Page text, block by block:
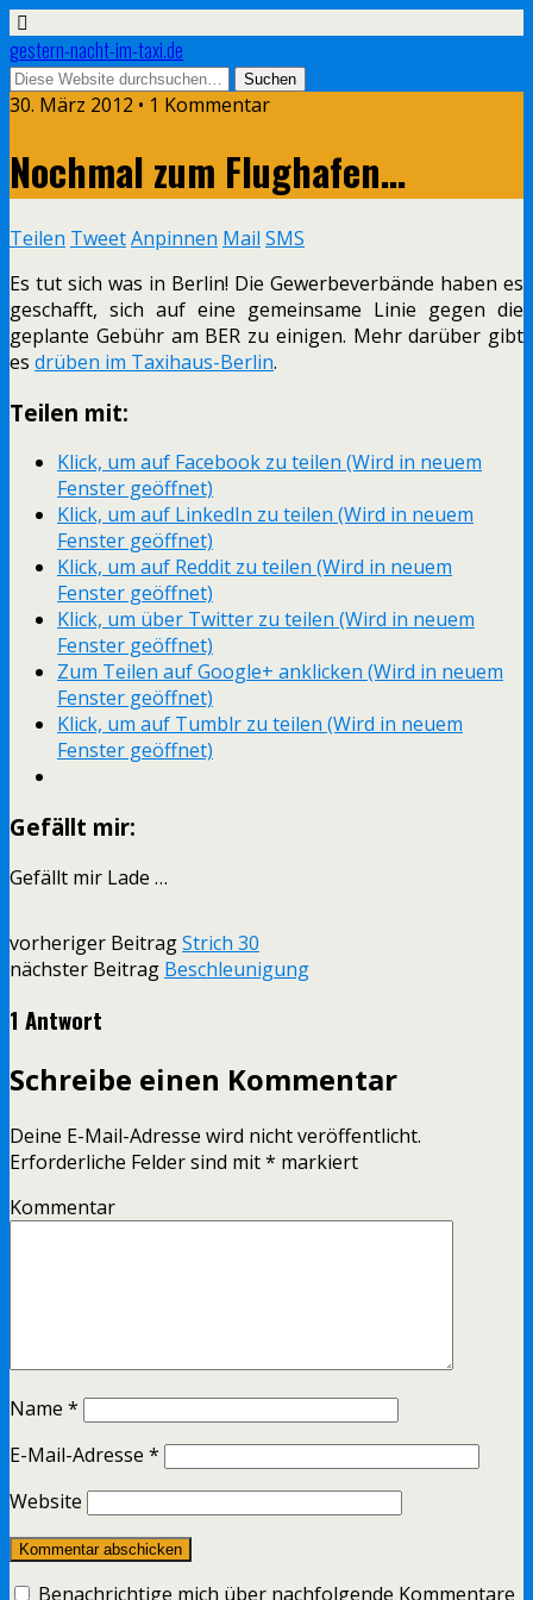
gestern-nacht-im-taxi.de
30. März 2012 • 1 Kommentar
Nochmal zum Flughafen…
Teilen TweetAnpinnen Mail SMS
Es tut sich was in Berlin! Die Gewerbeverbände haben es
geschafft, sich auf eine gemeinsame Linie gegen die
geplante Gebühr am BER zu einigen. Mehr darüber gibt
es drüben im Taxihaus-Berlin.
Teilen mit:
Klick, um auf Facebook zu teilen (Wird in neuem
Fenster geöffnet)
Klick, um auf LinkedIn zu teilen (Wird in neuem
Fenster geöffnet)
Klick, um auf Reddit zu teilen (Wird in neuem
Fenster geöffnet)
Klick, um über Twitter zu teilen (Wird in neuem
Fenster geöffnet)
Zum Teilen auf Google+ anklicken (Wird in neuem
Fenster geöffnet)
Klick, um auf Tumblr zu teilen (Wird in neuem
Fenster geöffnet)
Gefällt mir:
Gefällt mir Lade …
vorheriger BeitragStrich 30
nächster Beitrag Beschleunigung
1 Antwort
Schreibe einen Kommentar
Deine E-Mail-Adresse wird nicht veröffentlicht.
Erforderliche Felder sind mit* markiert
Kommentar
Name *
E-Mail-Adresse *
Website
Benachrichtige mich über nachfolgende Kommentare